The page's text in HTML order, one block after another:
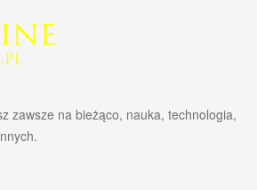
zawsze na bieżąco, nauka, technologia,